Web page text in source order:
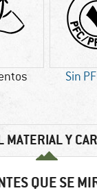
Sin
Y
QUE SE